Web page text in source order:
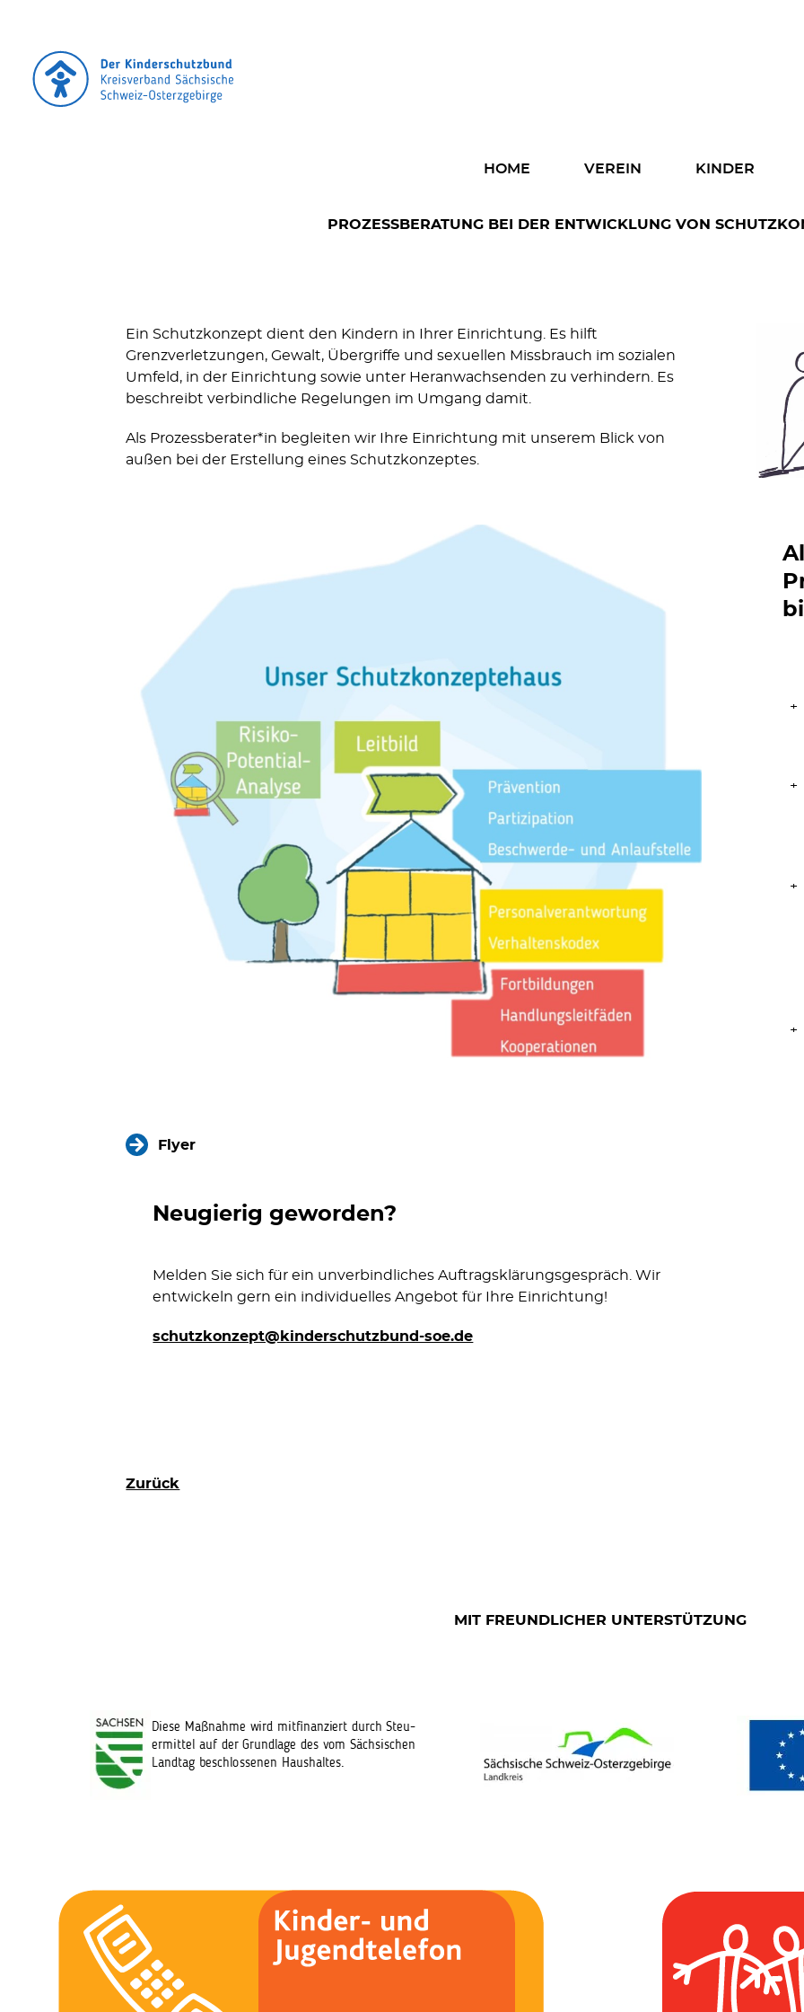
Navigation
HOME VEREIN KINDER
PROZESSBERATUNG BEI DER ENTWICKLUNG VON
Ein Schutzkonzept dient den Kindern in Ihrer Einrichtung. Es hilft
Grenzverletzungen, Gewalt, Übergriffe und sexuellen Missbrauch im sozialen
Umfeld, in der Einrichtung sowie unter Heranwachsenden zu verhindern. Es
beschreibt verbindliche Regelungen im Umgang damit.
Als Prozessberater*in begleiten wir Ihre Einrichtung mit unserem Blick von
außen bei der Erstellung eines Schutzkonzeptes.
Flyer
Neugierig geworden?
Melden Sie sich für ein unverbindliches Auftragsklärungsgespräch. Wir
entwickeln gern ein individuelles Angebot für Ihre Einrichtung!
schutzkonzept@kinderschutzbund-soe.de
Zurück
MIT FREUNDLICHER UNTERSTÜTZUNG